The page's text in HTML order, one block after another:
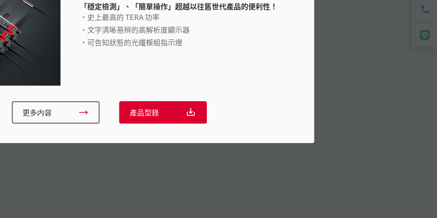
「穩定檢測」、「簡單操作」超越以往舊世代產品的便利性！
史上最高的 TERA 功率
文字清晰易辨的高解析度顯示器
可告知狀態的光纖模組指示燈
更多内容 產品型錄